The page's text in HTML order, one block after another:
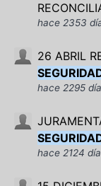
hace 2353
26 ABRIL
hace 2295
hace 2124